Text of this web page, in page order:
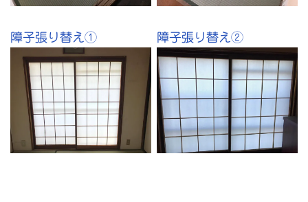
障子張り替え① 障子張り替え②